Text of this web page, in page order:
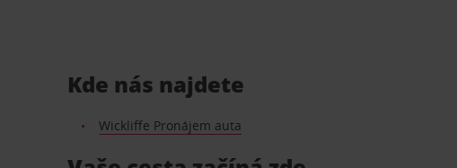
Kde nás najdete
Wickliffe Pronájem auta